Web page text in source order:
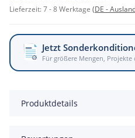
Lieferzeit:7 - 8 Werktage (DE -
Jetzt
Für größere Mengen,
Produktdetails